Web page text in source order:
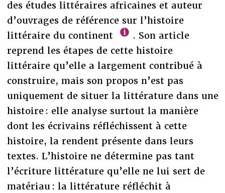
des études littéraires africaines et auteur
d’ouvrages de référence sur l’histoire
littéraire du continent
. Son article
reprend les étapes de cette histoire
littéraire qu’elle a largement contribué à
construire, mais son propos n’est pas
uniquement de situer la littérature dans une
histoire : elle analyse surtout la manière
dont les écrivains réfléchissent à cette
histoire, la rendent présente dans leurs
textes. L’histoire ne détermine pas tant
l’écriture littérature qu’elle ne lui sert de
matériau : la littérature réfléchit à